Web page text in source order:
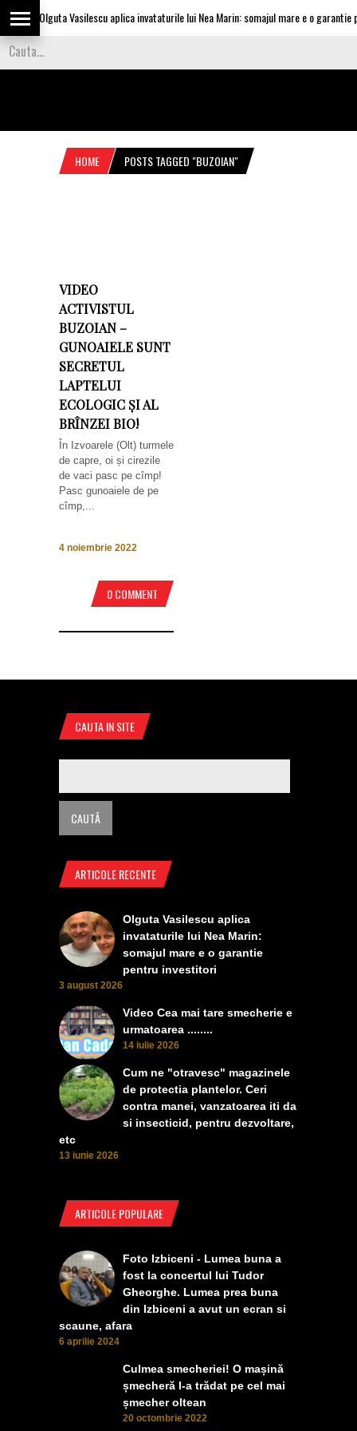
Olguta Vasilescu aplica invataturile lui Nea Marin: somajul mare e o garantie
HOME POSTS TAGGED "BUZOIAN"
VIDEO
ACTIVISTUL
BUZOIAN –
GUNOAIELE SUNT
SECRETUL
LAPTELUI
ECOLOGIC ȘI AL
BRÎNZEI BIO!
În Izvoarele (Olt) turmele
de capre, oi și cirezile
de vaci pasc pe cîmp!
Pasc gunoaiele de pe
cîmp,...
4 noiembrie 2022
0 COMMENT
CAUTA IN SITE
ARTICOLE RECENTE
Olguta Vasilescu aplica
invataturile lui Nea Marin:
somajul mare e o garantie
pentru investitori
3 august 2026
Video Cea mai tare smecherie e
urmatoarea ........
14 iulie 2026
Cum ne "otravesc" magazinele
de protectia plantelor. Ceri
contra manei, vanzatoarea iti da
si insecticid, pentru dezvoltare,
etc
13 iunie 2026
ARTICOLE POPULARE
Foto Izbiceni - Lumea buna a
fost la concertul lui Tudor
Gheorghe. Lumea prea buna
din Izbiceni a avut un ecran si
scaune, afara
6 aprilie 2024
Culmea smecheriei! O mașină
șmecheră l-a trădat pe cel mai
șmecher oltean
20 octombrie 2022